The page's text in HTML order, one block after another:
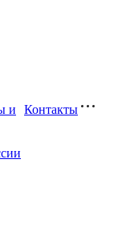
и
Контакты